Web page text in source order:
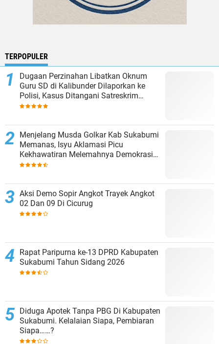
TERPOPULER
Dugaan Perzinahan Libatkan Oknum
Guru SD di Kalibunder Dilaporkan ke
Polisi, Kasus Ditangani Satreskrim
Polres Sukabumi
Menjelang Musda Golkar Kab Sukabumi
Memanas, Isyu Aklamasi Picu
Kekhawatiran Melemahnya Demokrasi
Internal
Aksi Demo Sopir Angkot Trayek Angkot
02 Dan 09 Di Cicurug
Rapat Paripurna ke-13 DPRD Kabupaten
Sukabumi Tahun Sidang 2026
Diduga Apotek Tanpa PBG Di Kabupaten
Sukabumi. Kelalaian Siapa, Pembiaran
Siapa……?